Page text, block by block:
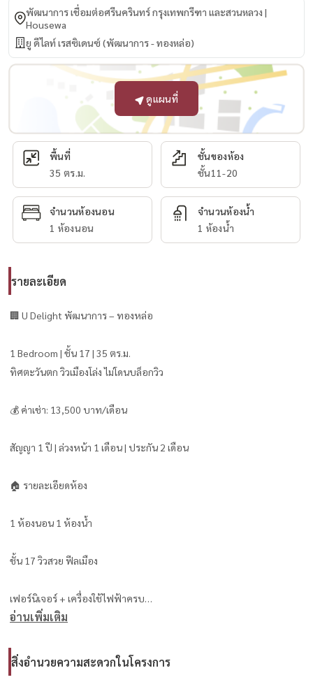
พัฒนาการ เชื่อมต่อศรีนครินทร์ กรุงเทพกรีฑา และสวนหลวง |
Housewa
ยู ดีไลท์ เรสซิเดนซ์ (พัฒนาการ - ทองหล่อ)
ดูแผนที่
พื้นที่
35 ตร.ม.
ชั้นของห้อง
ชั้น11-20
จำนวนห้องนอน
1 ห้องนอน
จำนวนห้องน้ำ
1 ห้องน้ำ
รายละเอียด
🏢 U Delight พัฒนาการ – ทองหล่อ
1 Bedroom | ชั้น 17 | 35 ตร.ม.
ทิศตะวันตก วิวเมืองโล่ง ไม่โดนบล็อกวิว
💰 ค่าเช่า: 13,500 บาท/เดือน
สัญญา 1 ปี | ล่วงหน้า 1 เดือน | ประกัน 2 เดือน
🏠 รายละเอียดห้อง
1 ห้องนอน 1 ห้องน้ำ
ชั้น 17 วิวสวย ฟีลเมือง
เฟอร์นิเจอร์ + เครื่องใช้ไฟฟ้าครบ
✔ แอร์ 2 ตัว
✔ ทีวี
✔ ไมโครเวฟ
อ่านเพิ่มเติม
สิ่งอำนวยความสะดวกในโครงการ